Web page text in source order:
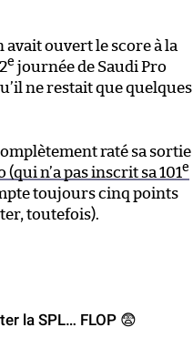
ouvert le score à la
e journée de Saudi Pro
ne restait que quelques
raté sa sortie
n’a pas inscrit sa 101e
toujours cinq points
toutefois).
la SPL… FLOP 😨